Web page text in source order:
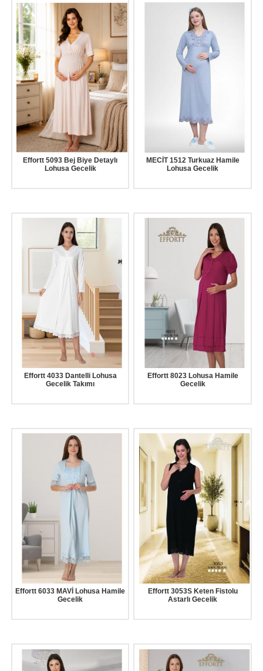
Effortt 5093 Bej Biye Detaylı
Lohusa Gecelik
MECİT 1512 Turkuaz Hamile
Lohusa Gecelik
Effortt 4033 Dantelli Lohusa
Gecelik Takımı
Effortt 8023 Lohusa Hamile
Gecelik
Effortt 6033 MAVİ Lohusa Hamile
Gecelik
Effortt 3053S Keten Fistolu
Astarlı Gecelik